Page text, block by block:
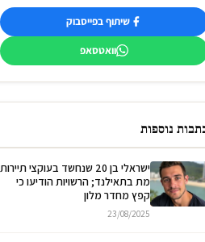
שיתוף בפייסבוק
וואטסאפ
נוספות
ישראלי בן 20 שנחשד בעוקצי תיירות
מת בתאילנד; הרשויות הודיעו כי
קפץ מחדר מלון
23/08/2025